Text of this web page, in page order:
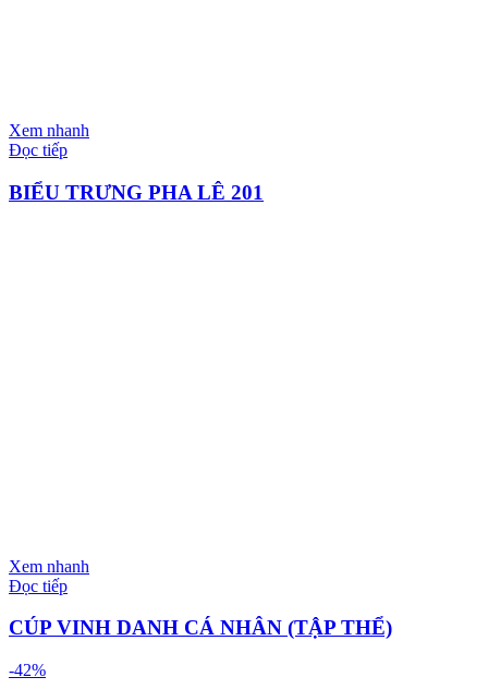
Xem nhanh
Đọc tiếp
BIỂU TRƯNG PHA LÊ 201
Xem nhanh
Đọc tiếp
CÚP VINH DANH CÁ NHÂN (TẬP THỂ)
-42%